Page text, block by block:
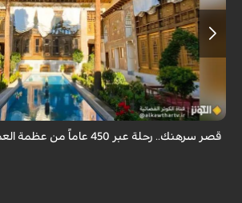
لأربعة عصور تاريخية وشاهداً على عبق العمارة الإيرانية.
قصر سرهنك.. رحلة عبر 450 عاماً من عظمة العمارة الإيرانية